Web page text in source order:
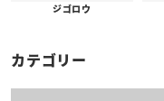
ジゴロウ
カテゴリー